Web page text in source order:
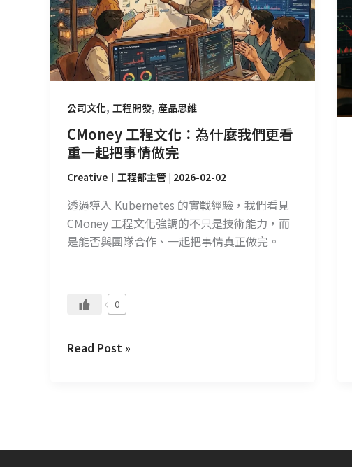
公司文化, 工程開發, 產品思維
CMoney 工程文化：為什麼我們更看
重一起把事情做完
Creative｜工程部主管 | 2026-02-02
透過導入 Kubernetes 的實戰經驗，我們看見
CMoney 工程文化強調的不只是技術能力，而
是能否與團隊合作、一起把事情真正做完。
0
文
化：
為
什
麼
們
更
看
一
起
把
事
Read Post »